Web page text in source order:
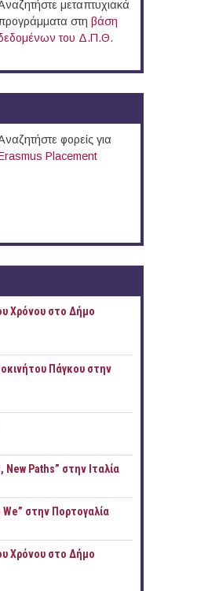
μεταπτυχιακά
στη βάση
του Δ.Π.Θ.
φορείς για
Placement
Χρόνου στο Δήμο
Πάγκου στην
Paths” στην Ιταλία
στην Πορτογαλία
Χρόνου στο Δήμο